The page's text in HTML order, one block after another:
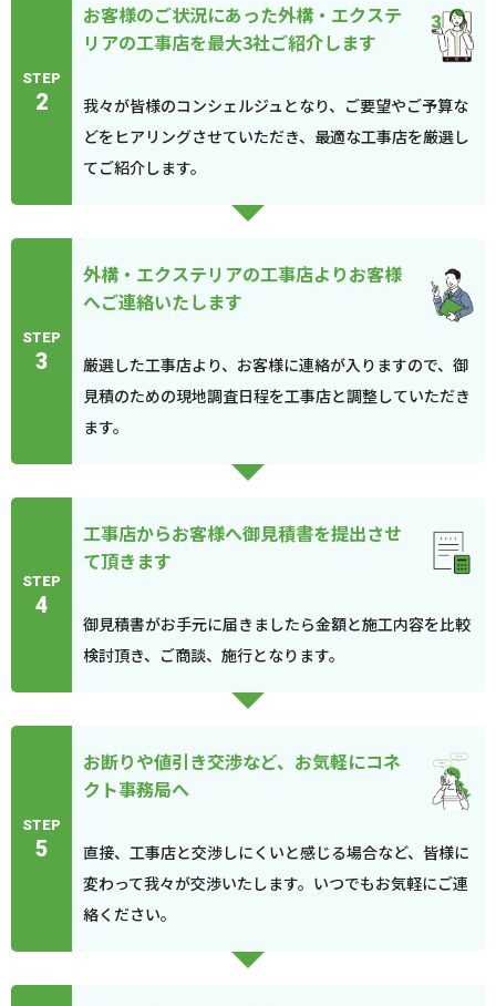
STEP
2
お客様のご状況にあった外構・エクステ
リアの工事店を最大3社ご紹介します
我々が皆様のコンシェルジュとなり、ご要望やご予算な
どをヒアリングさせていただき、最適な工事店を厳選し
てご紹介します。
STEP
3
外構・エクステリアの工事店よりお客様
へご連絡いたします
厳選した工事店より、お客様に連絡が入りますので、御
見積のための現地調査日程を工事店と調整していただき
ます。
STEP
4
工事店からお客様へ御見積書を提出させ
て頂きます
御見積書がお手元に届きましたら金額と施工内容を比較
検討頂き、ご商談、施行となります。
STEP
5
お断りや値引き交渉など、お気軽にコネ
クト事務局へ
直接、工事店と交渉しにくいと感じる場合など、皆様に
変わって我々が交渉いたします。いつでもお気軽にご連
絡ください。